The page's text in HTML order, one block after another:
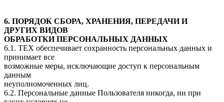
6. ПОРЯДОК СБОРА, ХРАНЕНИЯ, ПЕРЕДАЧИ И
ДРУГИХ ВИДОВ
ОБРАБОТКИ ПЕРСОНАЛЬНЫХ ДАННЫХ
6.1. ТЕХ обеспечивает сохранность персональных данных и
принимает все
возможные меры, исключающие доступ к персональным
данным
неуполномоченных лиц.
6.2. Персональные данные Пользователя никогда, ни при